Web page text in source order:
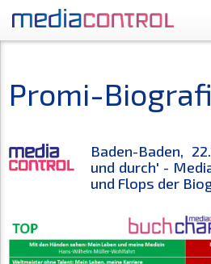
Promi-
Baden-Baden,
und durch' -
und Flops der